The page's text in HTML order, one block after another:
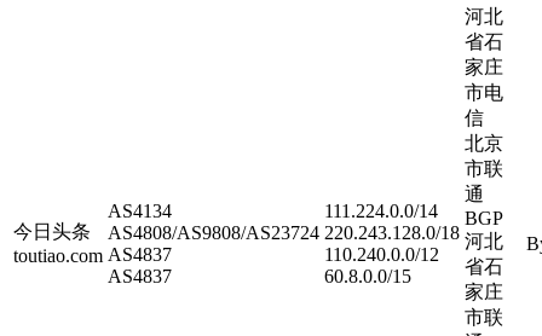
今日头条
toutiao.com
AS4134
AS4808/AS9808/AS23724
AS4837
AS4837
111.224.0.0/14
220.243.128.0/18
110.240.0.0/12
60.8.0.0/15
河北
省石
家庄
市电
信
北京
市联
通
BGP
河北
省石
家庄
市联